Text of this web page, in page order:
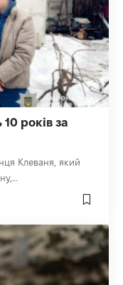
років за
Клеваня, який